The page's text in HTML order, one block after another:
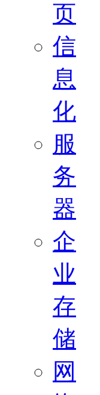
页
信
息
化
服
务
器
企
业
存
储
网